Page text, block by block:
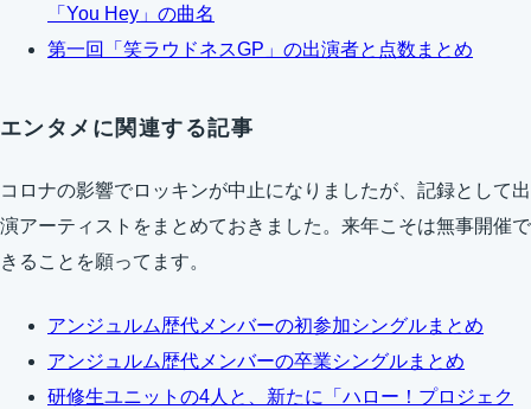
「You Hey」の曲名
第一回「笑ラウドネスGP」の出演者と点数まとめ
エンタメに関連する記事
コロナの影響でロッキンが中止になりましたが、記録として出
演アーティストをまとめておきました。来年こそは無事開催で
きることを願ってます。
アンジュルム歴代メンバーの初参加シングルまとめ
アンジュルム歴代メンバーの卒業シングルまとめ
研修生ユニットの4人と、新たに「ハロー！プロジェク